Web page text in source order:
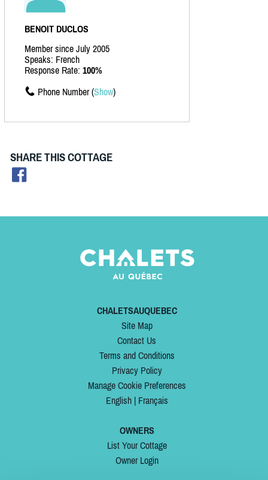
BENOIT DUCLOS
Member since July 2005
Speaks: French
Response Rate: 100%
Phone Number (Show)
SHARE THIS COTTAGE
CHALETSAUQUEBEC
Site Map
Contact Us
Terms and Conditions
Privacy Policy
Manage Cookie Preferences
English| Français
OWNERS
List Your Cottage
Owner Login